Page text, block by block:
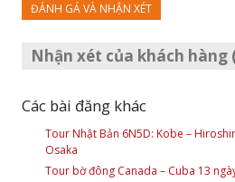
ĐÁNH GÁ VÀ NHẬN XÉT
Nhận xét của khách hàng
Các bài đăng khác
Tour Nhật Bản 6N5D: Kobe –
Osaka
Tour bờ đông Canada – Cuba 13